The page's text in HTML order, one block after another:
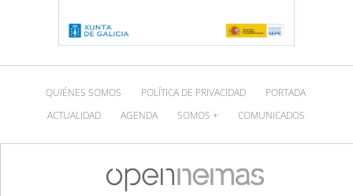
QUIÉNES SOMOS POLÍTICA DE PRIVACIDAD
PORTADA
ACTUALIDAD
AGENDA SOMOS + COMUNICADOS